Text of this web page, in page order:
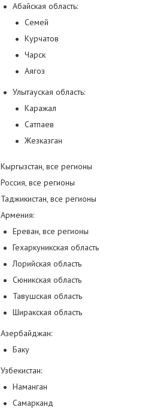
Абайская область:
Семей
Курчатов
Чарск
Аягоз
Улытауская область:
Каражал
Сатпаев
Жезказган
Кыргызстан, все регионы
Россия, все регионы
Таджикистан, все регионы
Армения:
Ереван, все регионы
Гехаркуникская область
Лорийская область
Сюникская область
Тавушская область
Ширакская область
Азербайджан:
Баку
Узбекистан:
Наманган
Самарканд